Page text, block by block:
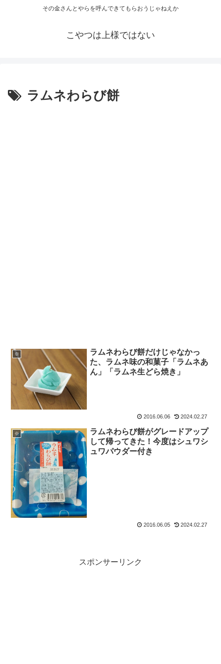
その金さんとやらを呼んできてもらおうじゃねえか
こやつは上様ではない
ラムネわらび餅
※
ラムネわらび餅だけじゃなかっ
た、ラムネ味の和菓子「ラムネあ
ん」「ラムネ生どら焼き」
2016.06.06 2024.02.27
※
ラムネわらび餅がグレードアップ
して帰ってきた！今度はシュワシ
ュワパウダー付き
2016.06.05 2024.02.27
スポンサーリンク